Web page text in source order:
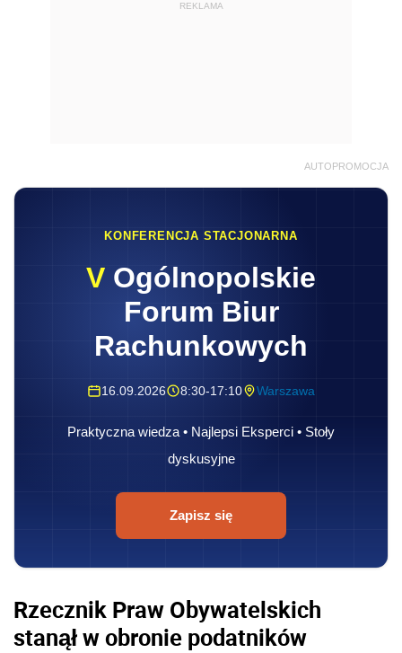
REKLAMA
AUTOPROMOCJA
KONFERENCJA STACJONARNA
V Ogólnopolskie
Forum Biur
Rachunkowych
16.09.2026 8:30-17:10 Warszawa
Praktyczna wiedza • Najlepsi Eksperci • Stoły
dyskusyjne
Zapisz się
Rzecznik Praw Obywatelskich
stanął w obronie podatników